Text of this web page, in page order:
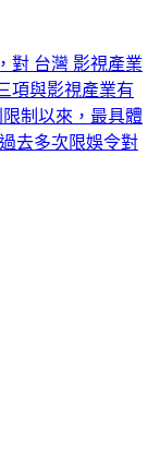
對 台灣 影視產業
項與影視產業有
制以來，最具體
去多次限娛令對